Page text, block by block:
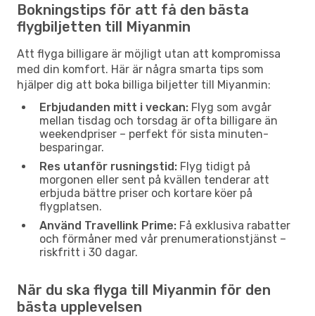
Bokningstips för att få den bästa
flygbiljetten till Miyanmin
Att flyga billigare är möjligt utan att kompromissa
med din komfort. Här är några smarta tips som
hjälper dig att boka billiga biljetter till Miyanmin:
Erbjudanden mitt i veckan: Flyg som avgår
mellan tisdag och torsdag är ofta billigare än
weekendpriser – perfekt för sista minuten-
besparingar.
Res utanför rusningstid: Flyg tidigt på
morgonen eller sent på kvällen tenderar att
erbjuda bättre priser och kortare köer på
flygplatsen.
Använd Travellink Prime: Få exklusiva rabatter
och förmåner med vår prenumerationstjänst –
riskfritt i 30 dagar.
När du ska flyga till Miyanmin för den
bästa upplevelsen